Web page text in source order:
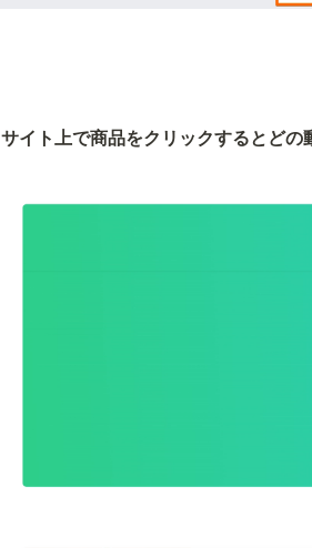
サイト上で商品をクリックするとど